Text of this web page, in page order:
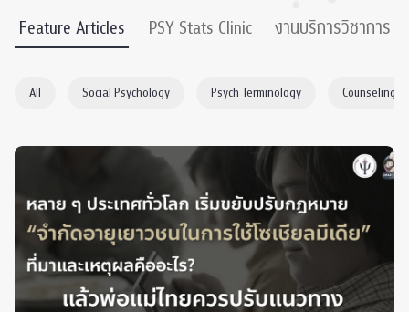
Feature Articles PSY Stats Clinic งานบริการวิชาการ
All Social Psychology Psych Terminology Counseling